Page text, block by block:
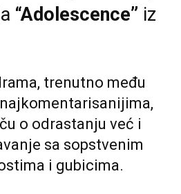
“Adolescence” iz
trenutno među
o odrastanju već i
sa sopstvenim
i gubicima.